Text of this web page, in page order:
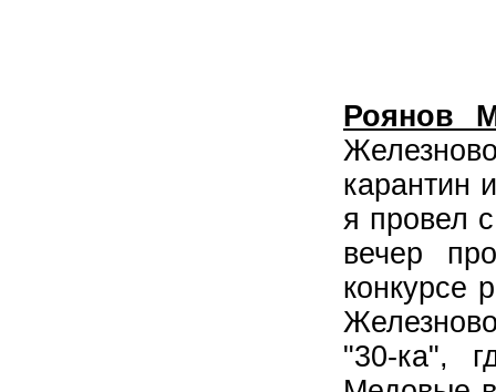
Роянов
карантин
я провел
вечер
конкурсе
"30-ка",